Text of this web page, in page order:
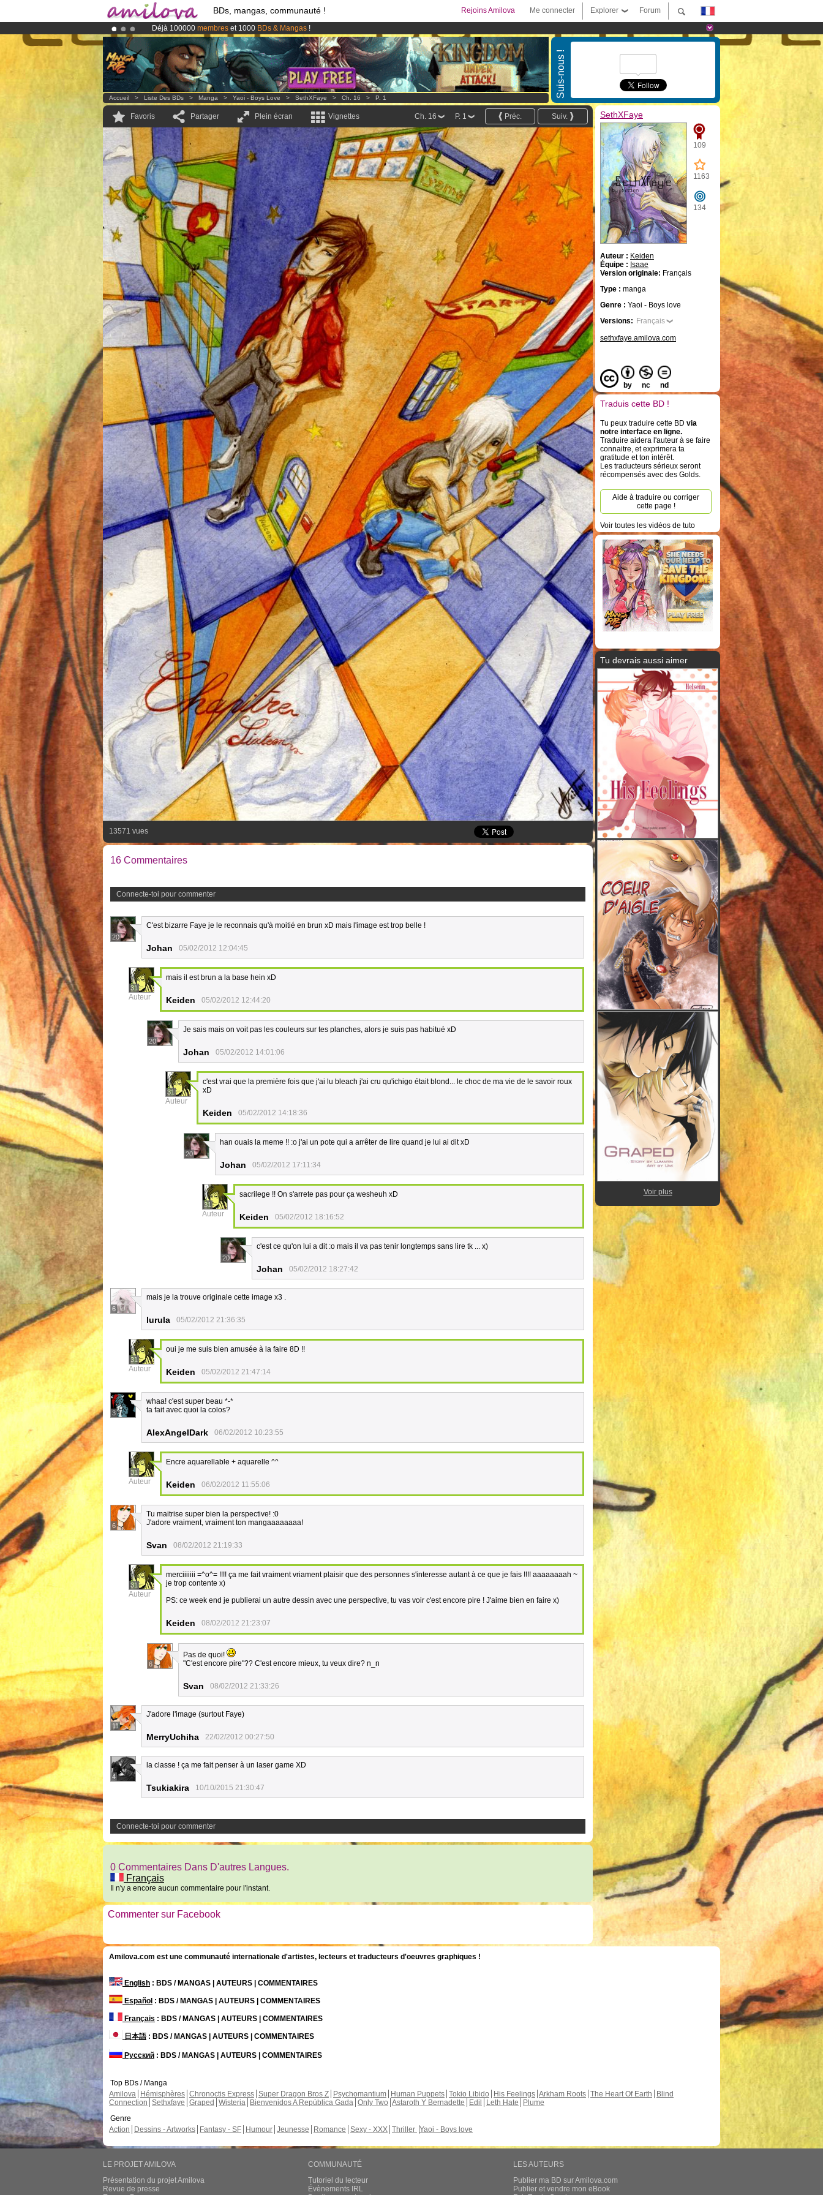
BDs, mangas, communauté ! Forum
Explorer
Me connecter
Rejoins Amilova
Déjà 100000 membres et 1000 BDs & Mangas !
LeKickstarter Amilova est désormais lancé!.
Abonnement premium: à partir de
3.95 eurospar mois !Clique ici pour t'abonner
Suis-nous !
Accueil > Liste Des BDs > Manga > Yaoi - Boys Love > SethXFaye > Ch. 16 > P. 1
Favoris Partager Plein écran Vignettes Suiv.
Préc.
P. 1
Ch. 16
13571 vues
16 Commentaires
Connecte-toi pour commenter
20
C'est bizarre Faye je le reconnais qu'à moitié en brun xD mais l'image est trop belle !
Johan 05/02/2012 12:04:45
31
Auteur
mais il est brun a la base hein xD
Keiden 05/02/2012 12:44:20
20
Je sais mais on voit pas les couleurs sur tes planches, alors je suis pas habitué xD
Johan 05/02/2012 14:01:06
31
Auteur
c'est vrai que la première fois que j'ai lu bleach j'ai cru qu'ichigo était blond... le choc de ma vie de le savoir roux
xD
Keiden 05/02/2012 14:18:36
20
han ouais la meme !! :o j'ai un pote qui a arrêter de lire quand je lui ai dit xD
Johan 05/02/2012 17:11:34
31
Auteur
sacrilege !! On s'arrete pas pour ça wesheuh xD
Keiden 05/02/2012 18:16:52
20
c'est ce qu'on lui a dit :o mais il va pas tenir longtemps sans lire tk ... x)
Johan 05/02/2012 18:27:42
6
mais je la trouve originale cette image x3 .
lurula 05/02/2012 21:36:35
31
Auteur
oui je me suis bien amusée à la faire 8D !!
Keiden 05/02/2012 21:47:14
3
whaa! c'est super beau *-*
ta fait avec quoi la colos?
AlexAngelDark 06/02/2012 10:23:55
31
Auteur
Encre aquarellable + aquarelle ^^
Keiden 06/02/2012 11:55:06
6
Tu maitrise super bien la perspective! :0
J'adore vraiment, vraiment ton mangaaaaaaaa!
Svan 08/02/2012 21:19:33
31
Auteur
merciiiiiii =^o^= !!!! ça me fait vraiment vriament plaisir que des personnes s'interesse autant à ce que je fais !!!! aaaaaaaah ~
je trop contente x)
PS: ce week end je publierai un autre dessin avec une perspective, tu vas voir c'est encore pire ! J'aime bien en faire x)
Keiden 08/02/2012 21:23:07
6
Pas de quoi!
"C'est encore pire"?? C'est encore mieux, tu veux dire? n_n
Svan 08/02/2012 21:33:26
11
J'adore l'image (surtout Faye)
MerryUchiha 22/02/2012 00:27:50
4
la classe ! ça me fait penser à un laser game XD
Tsukiakira 10/10/2015 21:30:47
Connecte-toi pour commenter
0 Commentaires Dans D'autres Langues.
Français
Il n'y a encore aucun commentaire pour l'instant.
Commenter sur Facebook
SethXFaye
109
1163
134
Auteur : Keiden
Équipe : Isaae
Version originale: Français
Type : manga
Genre : Yaoi - Boys love
Versions: Français
sethxfaye.amilova.com
by nc nd
Traduis cette BD !
Tu peux traduire cette BD via
notre interface en ligne.
Traduire aidera l'auteur à se faire
connaitre, et exprimera ta
gratitude et ton intérêt.
Les traducteurs sérieux seront
récompensés avec des Golds.
Aide à traduire ou corriger
cette page !
Voir toutes les vidéos de tuto
Tu devrais aussi aimer
Voir plus
Amilova.com est une communauté internationale d'artistes, lecteurs et traducteurs d'oeuvres graphiques !
English : BDS / MANGAS | AUTEURS | COMMENTAIRES
Español : BDS / MANGAS | AUTEURS | COMMENTAIRES
Français : BDS / MANGAS | AUTEURS | COMMENTAIRES
日本語: BDS / MANGAS | AUTEURS | COMMENTAIRES
Русский : BDS / MANGAS | AUTEURS | COMMENTAIRES
Top BDs / Manga
Amilova
Hémisphères Chronoctis Express Super Dragon Bros Z Psychomantium Human Puppets Tokio Libido His Feelings Arkham Roots The Heart Of Earth
Blind
Connection Sethxfaye Graped Wisteria Bienvenidos A República Gada Only Two Astaroth Y Bernadette Edil Leth Hate
Plume
Genre
Action
Dessins - Artworks Fantasy - SF Humour Jeunesse Romance Sexy - XXX Thriller Yaoi - Boys love
LE PROJET AMILOVA
Présentation du projet Amilova
Revue de presse
COMMUNAUTÉ
Tutoriel du lecteur
Évènements IRL
LES AUTEURS
Publier ma BD sur Amilova.com
Publier et vendre mon eBook